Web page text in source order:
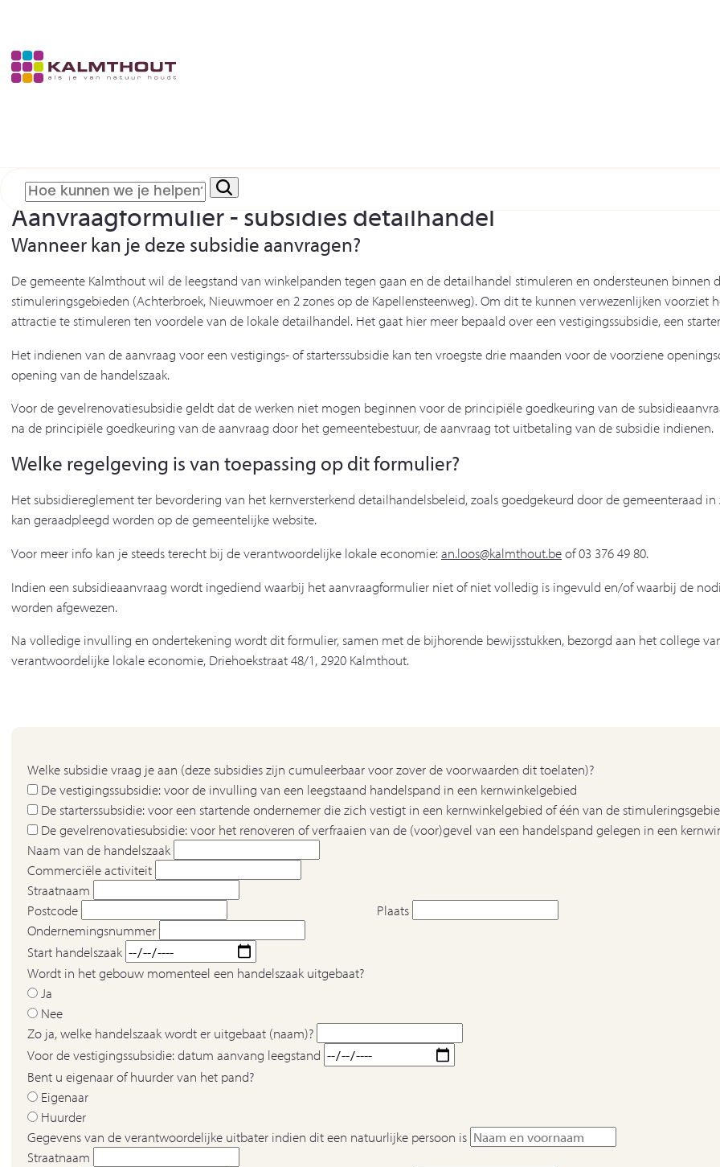
Aanvraagformulier - subsidies detailhandel
Wanneer kan je deze subsidie aanvragen?
De gemeente Kalmthout wil de leegstand van winkelpanden tegen gaan en de detailhandel stimuleren en ondersteunen binnen
stimuleringsgebieden (Achterbroek, Nieuwmoer en 2 zones op de Kapellensteenweg). Om dit te kunnen verwezenlijken
attractie te stimuleren ten voordele van de lokale detailhandel. Het gaat hier meer bepaald over een vestigingssubsidie, een
Het indienen van de aanvraag voor een vestigings- of starterssubsidie kan ten vroegste drie maanden voor de voorziene
opening van de handelszaak.
Voor de gevelrenovatiesubsidie geldt dat de werken niet mogen beginnen voor de principiële goedkeuring van de
na de principiële goedkeuring van de aanvraag door het gemeentebestuur, de aanvraag tot uitbetaling van de subsidie indienen.
Welke regelgeving is van toepassing op dit formulier?
Het subsidiereglement ter bevordering van het kernversterkend detailhandelsbeleid, zoals goedgekeurd door de gemeenteraad
kan geraadpleegd worden op de gemeentelijke website.
Voor meer info kan je steeds terecht bij de verantwoordelijke lokale economie:an.loos@kalmthout.beof 03 376 49 80.
Indien een subsidieaanvraag wordt ingediend waarbij het aanvraagformulier niet of niet volledig is ingevuld en/of waarbij de
worden afgewezen.
Na volledige invulling en ondertekening wordt dit formulier, samen met de bijhorende bewijsstukken, bezorgd aan het college
verantwoordelijke lokale economie, Driehoekstraat 48/1, 2920 Kalmthout.
Welke subsidie vraag je aan (deze subsidies zijn cumuleerbaar voor zover de voorwaarden dit toelaten)?
De vestigingssubsidie: voor de invulling van een leegstaand handelspand in een kernwinkelgebied
De starterssubsidie: voor een startende ondernemer die zich vestigt in een kernwinkelgebied of één van de
De gevelrenovatiesubsidie: voor het renoveren of verfraaien van de (voor)gevel van een handelspand gelegen in een
Naam van de handelszaak
Commerciële activiteit
Straatnaam
Postcode
Plaats
Ondernemingsnummer
Start handelszaak
Wordt in het gebouw momenteel een handelszaak uitgebaat?
Ja
Nee
Zo ja, welke handelszaak wordt er uitgebaat (naam)?
Voor de vestigingssubsidie: datum aanvang leegstand
Bent u eigenaar of huurder van het pand?
Eigenaar
Huurder
Gegevens van de verantwoordelijke uitbater indien dit een natuurlijke persoon is
Straatnaam